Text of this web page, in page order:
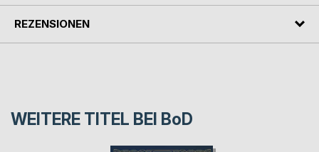
REZENSIONEN
WEITERE TITEL BEI BoD